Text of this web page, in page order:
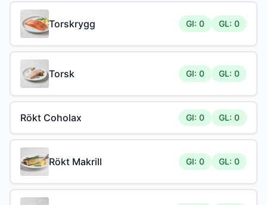
Torskrygg GI: 0 GL: 0
Torsk GI: 0 GL: 0
Rökt Coholax GI: 0 GL: 0
Rökt Makrill GI: 0 GL: 0